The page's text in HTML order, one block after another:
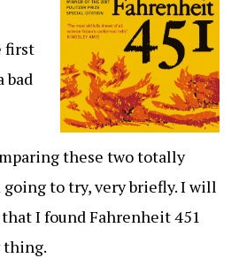
first
bad
these two totally
going to try, very briefly. I will
I found Fahrenheit 451
thing.